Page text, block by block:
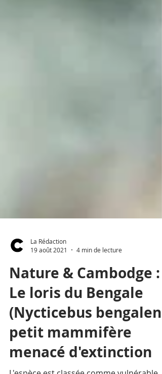
19 août 2021
4 min de lecture
Nature & Cambodge :
Le loris du Bengale